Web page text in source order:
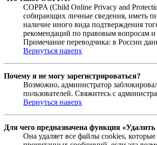
COPPA (Child Online Privacy and
собирающих личные сведения, иметь
наличие иного вида подтверждения
рекомендаций по правовым вопросам
Примечание переводчика: в России
Вернуться наверх
Почему я не могу зарегистрироваться?
Возможно, администратор
пользователей. Свяжитесь с
Вернуться наверх
Для чего предназначена функция «Удалить
Она удаляет все файлы cookies,